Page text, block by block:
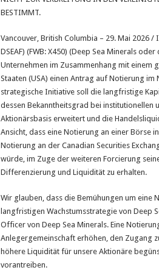
BESTIMMT.
Vancouver, British Columbia – 29. Mai 2026 /
DSEAF) (FWB: X450) (Deep Sea Minerals
Unternehmen im Zusammenhang mit einem
Staaten (USA) einen Antrag auf Notierung
strategische Initiative soll die langfristige
dessen Bekanntheitsgrad bei institutionellen
Aktionärsbasis erweitert und die
Ansicht, dass eine Notierung an einer Börse
Notierung an der Canadian Securities
würde, im Zuge der weiteren Forcierung
Differenzierung und Liquidität zu erhalten.
Wir glauben, dass die Bemühungen um eine
langfristigen Wachstumsstrategie von Deep
Officer von Deep Sea Minerals. Eine
Anlegergemeinschaft erhöhen, den Zugang
höhere Liquidität für unsere Aktionäre
vorantreiben.